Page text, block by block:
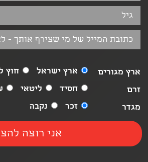
ארץ מגורים ארץ ישראל
חוץ
זרם
חסיד ליטאי
מגדר
זכר נקבה